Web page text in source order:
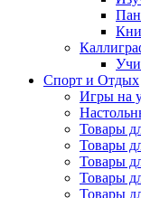
Спорт и Отдых
Игры на
Товары
Товары
Товары
Товары
Товары